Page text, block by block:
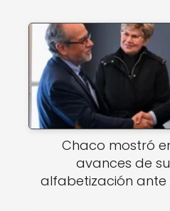
Chaco mostró
avances de
alfabetización ante